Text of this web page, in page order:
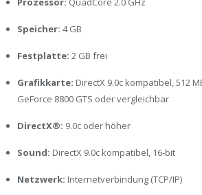
Speicher: 4 GB
Festplatte: 2 GB frei
Grafikkarte: DirectX 9.0c kompatibel, 512
GeForce 8800 GTS oder vergleichbar
DirectX®: 9.0c oder höher
Sound: DirectX 9.0c kompatibel, 16-bit
Netzwerk: Internetverbindung (TCP/IP)